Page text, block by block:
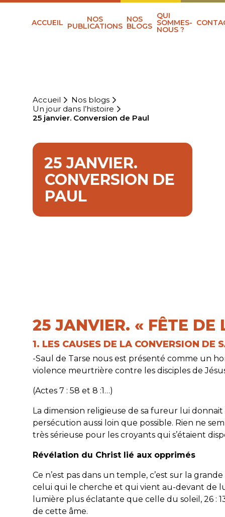
ACCUEIL NOS
PUBLICATIONS
NOS
BLOGS
QUI
SOMMES-
NOUS ?
Accueil
Nos blogs
Un jour dans l’histoire
25 janvier. Conversion de Paul
25 JANVIER.
CONVERSION DE
PAUL
25 JANVIER. « FÊTE DE
1. LES CAUSES DE LA CONVERSION DE
-Saul de Tarse nous est présenté comme un
violence meurtrière contre les disciples de
(Actes 7 : 58 et 8 :1…)
La dimension religieuse de sa fureur lui
persécution aussi loin que possible. Rien ne
très sérieuse pour les croyants qui s’étaient
Révélation du Christ lié aux opprimés
Ce n’est pas dans un temple, c’est sur la
celui qui le cherche et qui vient au-devant de
lumière plus éclatante que celle du soleil, 26 :
de cette âme.